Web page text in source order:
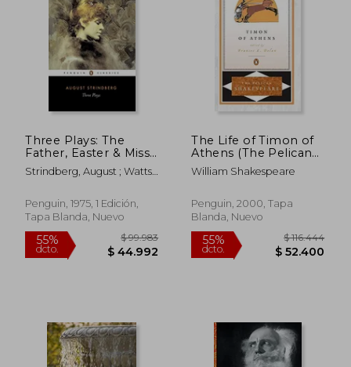
45%
dcto. $ 50.167
45%
dcto.
Three Plays: The
Father, Easter & Miss
Julia (en Inglés)
Strindberg, August ; Watts,
Penguin, 1975, 1 Edición,
Tapa Blanda, Nuevo
The Life of Timon of
Athens (The Pelican
Shakespeare) (en
Inglés)
William Shakespeare
Penguin, 2000, Tapa
Blanda, Nuevo